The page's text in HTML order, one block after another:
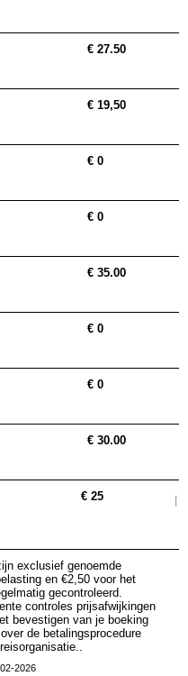
€ 27.50
€ 19,50
€ 0
€ 0
€ 35.00
€ 0
€ 0
€ 30.00
€ 25
exclusief genoemde
en €2,50 voor het
gecontroleerd.
controles prijsafwijkingen
bevestigen van je boeking
de betalingsprocedure
2026